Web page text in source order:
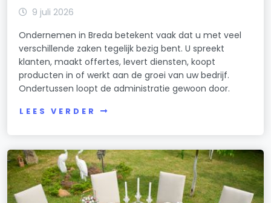
9 juli 2026
Ondernemen in Breda betekent vaak dat u met veel
verschillende zaken tegelijk bezig bent. U spreekt
klanten, maakt offertes, levert diensten, koopt
producten in of werkt aan de groei van uw bedrijf.
Ondertussen loopt de administratie gewoon door.
LEES VERDER